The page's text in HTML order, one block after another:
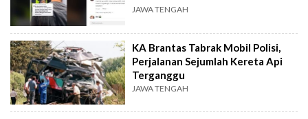
JAWA TENGAH
KA Brantas Tabrak Mobil Polisi,
Perjalanan Sejumlah Kereta Api
Terganggu
JAWA TENGAH